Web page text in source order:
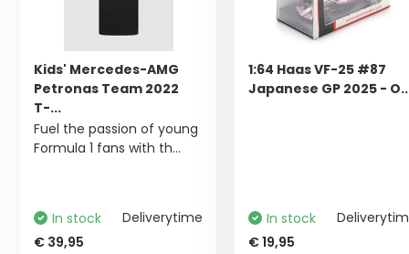
Kids' Mercedes-AMG
Petronas Team 2022
T-...
Fuel the passion of young
Formula 1 fans with th...
In stock
Deliverytime
€ 39,95
1:64 Haas VF-25 #87
Japanese GP 2025 -
In stock
€ 19,95